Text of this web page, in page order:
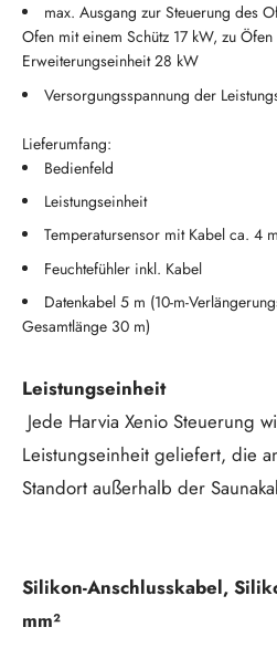
max. Ausgang zur Steuerung des
Ofen mit einem Schütz 17 kW, zu Öfen
Erweiterungseinheit 28 kW
Versorgungsspannung der
Lieferumfang:
Bedienfeld
Leistungseinheit
Temperatursensor mit Kabel ca. 4 m
Feuchtefühler inkl. Kabel
Datenkabel 5 m (10-m-
Gesamtlänge 30 m)
Leistungseinheit
Jede Harvia Xenio Steuerung
Leistungseinheit geliefert, die
Standort außerhalb der
Silikon-Anschlusskabel,
mm²